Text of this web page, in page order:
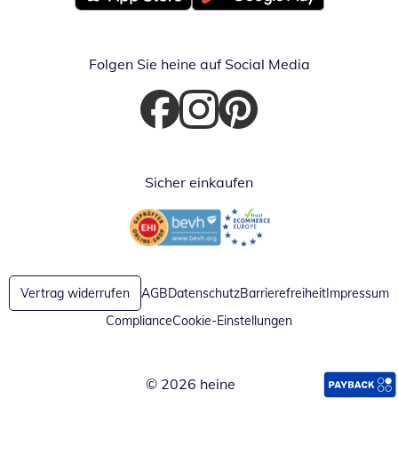
Öffnet in neuem FensterÖffnet in neuem Fenster
Folgen Sie heine auf Social Media
Öffnet in neuem Fenster
Öffnet in neuem Fenster
Öffnet in neuem Fenster
Sicher einkaufen
Öffnet in neuem FensterÖffnet in neuem Fenster
Vertrag widerrufen AGBDatenschutzBarrierefreiheitImpressum
ComplianceCookie-Einstellungen
© 2026 heine